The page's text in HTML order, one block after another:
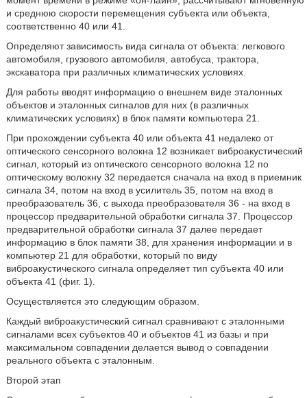
и среднюю скорости перемещения субъекта или объекта,
соответственно 40 или 41.
Определяют зависимость вида сигнала от объекта: легкового
автомобиля, грузового автомобиля, автобуса, трактора,
экскаватора при различных климатических условиях.
Для работы вводят информацию о внешнем виде эталонных
объектов и эталонных сигналов для них (в различных
климатических условиях) в блок памяти компьютера 21.
При прохождении субъекта 40 или объекта 41 недалеко от
оптического сенсорного волокна 12 возникает виброакустический
сигнал, который из оптического сенсорного волокна 12 по
оптическому волокну 32 передается сначала на вход в приемник
сигнала 34, потом на вход в усилитель 35, потом на вход в
преобразователь 36, с выхода преобразователя 36 - на вход в
процессор предварительной обработки сигнала 37. Процессор
предварительной обработки сигнала 37 далее передает
информацию в блок памяти 38, для хранения информации и в
компьютер 21 для обработки, который по виду
виброакустического сигнала определяет тип субъекта 40 или
объекта 41 (фиг. 1).
Осуществляется это следующим образом.
Каждый виброакустический сигнал сравнивают с эталонными
сигналами всех субъектов 40 и объектов 41 из базы и при
максимальном совпадении делается вывод о совпадении
реального объекта с эталонным.
Второй этап